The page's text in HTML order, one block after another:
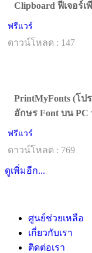
Clipboard ฟีเจอร์เ
ฟรีแวร์
ดาวน์โหลด : 147
PrintMyFonts (โป
อักษร Font บน PC
ฟรีแวร์
ดาวน์โหลด : 769
ดูเพิ่มอีก...
ศูนย์ช่วยเหลือ
เกี่ยวกับเรา
ติดต่อเรา